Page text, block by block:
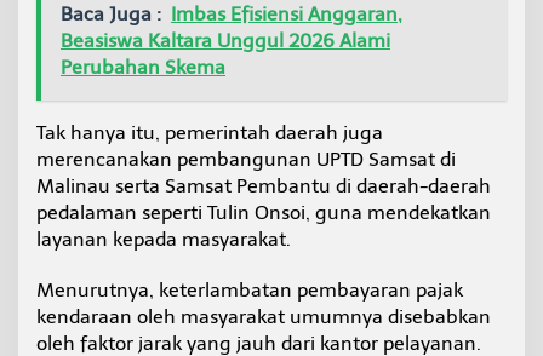
i
W
i
a
a
h
P
e
a
a
m
a
Baca Juga : Imbas Efisiensi Anggaran,
Beasiswa Kaltara Unggul 2026 Alami
Perubahan Skema
Tak hanya itu, pemerintah daerah juga
merencanakan pembangunan UPTD Samsat di
Malinau serta Samsat Pembantu di daerah-daerah
pedalaman seperti Tulin Onsoi, guna mendekatkan
layanan kepada masyarakat.
Menurutnya, keterlambatan pembayaran pajak
kendaraan oleh masyarakat umumnya disebabkan
oleh faktor jarak yang jauh dari kantor pelayanan.